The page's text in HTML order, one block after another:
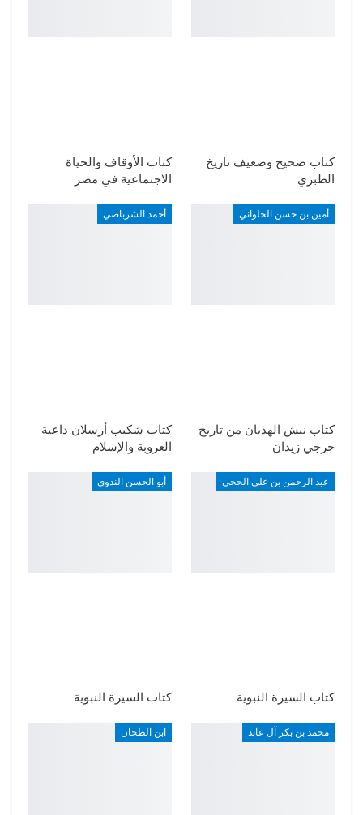
كتاب صحيح وضعيف تاريخ
الطبري
كتاب الأوقاف والحياة
الاجتماعية في مصر
أمين بن حسن الحلواني
كتاب نبش الهذيان من تاريخ
جرجي زيدان
أحمد الشرباصي
كتاب شكيب أرسلان داعية
العروبة والإسلام
عبد الرحمن بن علي الحجي
كتاب السيرة النبوية
أبو الحسن الندوي
كتاب السيرة النبوية
محمد بن بكر آل عابد ابن الطحان